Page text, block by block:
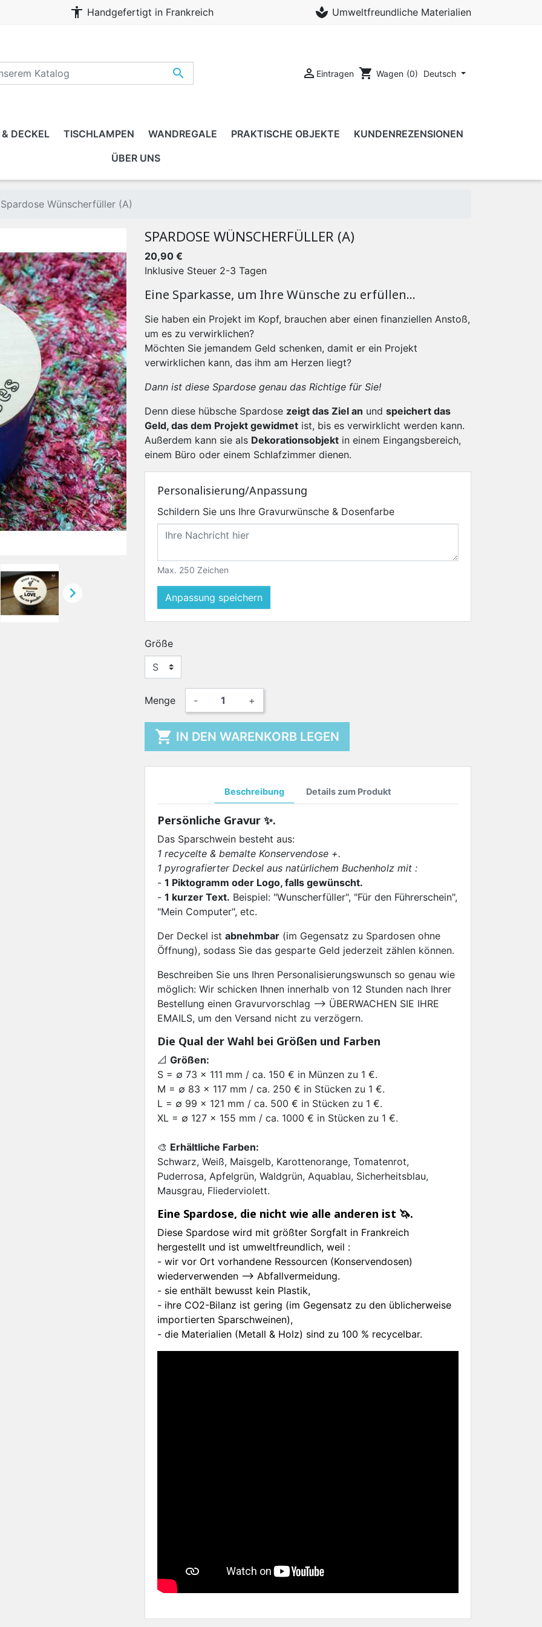
accessibility Handgefertigt in Frankreich spa Umweltfreundliche Materialien
  Eintragen shopping_cart Wagen (0) Deutsch
ERWACHSENER, FAMILIE
DECKEL TISCHLAMPEN WANDREGALE PRAKTISCHE OBJEKTE
KUNDENREZENSIONEN
ÜBER UNS
Spardose Wünscherfüller (A)

SPARDOSE WÜNSCHERFÜLLER (A)
20,90 €
Inklusive Steuer 2-3 Tagen
Eine Sparkasse, um Ihre Wünsche zu erfüllen...
Sie haben ein Projekt im Kopf, brauchen aber einen finanziellen Anstoß,
um es zu verwirklichen?
Möchten Sie jemandem Geld schenken, damit er ein Projekt
verwirklichen kann, das ihm am Herzen liegt?
Dann ist diese Spardose genau das Richtige für Sie!
Denn diese hübsche Spardose zeigt das Ziel an und speichert das
Geld, das dem Projekt gewidmet ist, bis es verwirklicht werden kann.
Außerdem kann sie als Dekorationsobjekt in einem Eingangsbereich,
einem Büro oder einem Schlafzimmer dienen.
Personalisierung/Anpassung
Schildern Sie uns Ihre Gravurwünsche & Dosenfarbe
Max. 250 Zeichen
Anpassung speichern
Größe
Menge - +
 IN DEN WARENKORB LEGEN
Beschreibung Details zum Produkt
Persönliche Gravur ✨.
Das Sparschwein besteht aus:
1 recycelte & bemalte Konservendose +.
1 pyrografierter Deckel aus natürlichem Buchenholz mit :
- 1 Piktogramm oder Logo, falls gewünscht.
- 1 kurzer Text. Beispiel: "Wunscherfüller", "Für den Führerschein",
"Mein Computer", etc.
Der Deckel ist abnehmbar (im Gegensatz zu Spardosen ohne
Öffnung), sodass Sie das gesparte Geld jederzeit zählen können.
Beschreiben Sie uns Ihren Personalisierungswunsch so genau wie
möglich: Wir schicken Ihnen innerhalb von 12 Stunden nach Ihrer
Bestellung einen Gravurvorschlag --> ÜBERWACHEN SIE IHRE
EMAILS, um den Versand nicht zu verzögern.
Die Qual der Wahl bei Größen und Farben
📐 Größen:
S = ∅ 73 x 111 mm / ca. 150 € in Münzen zu 1 €.
M = ∅ 83 x 117 mm / ca. 250 € in Stücken zu 1 €.
L = ∅ 99 x 121 mm / ca. 500 € in Stücken zu 1 €.
XL = ∅ 127 x 155 mm / ca. 1000 € in Stücken zu 1 €.
🎨 Erhältliche Farben:
Schwarz, Weiß, Maisgelb, Karottenorange, Tomatenrot,
Puderrosa, Apfelgrün, Waldgrün, Aquablau, Sicherheitsblau,
Mausgrau, Fliederviolett.
Eine Spardose, die nicht wie alle anderen ist 🦄.
Diese Spardose wird mit größter Sorgfalt in Frankreich
hergestellt und ist umweltfreundlich, weil :
- wir vor Ort vorhandene Ressourcen (Konservendosen)
wiederverwenden --> Abfallvermeidung.
- sie enthält bewusst kein Plastik,
- ihre CO2-Bilanz ist gering (im Gegensatz zu den üblicherweise
importierten Sparschweinen),
- die Materialien (Metall & Holz) sind zu 100 % recycelbar.